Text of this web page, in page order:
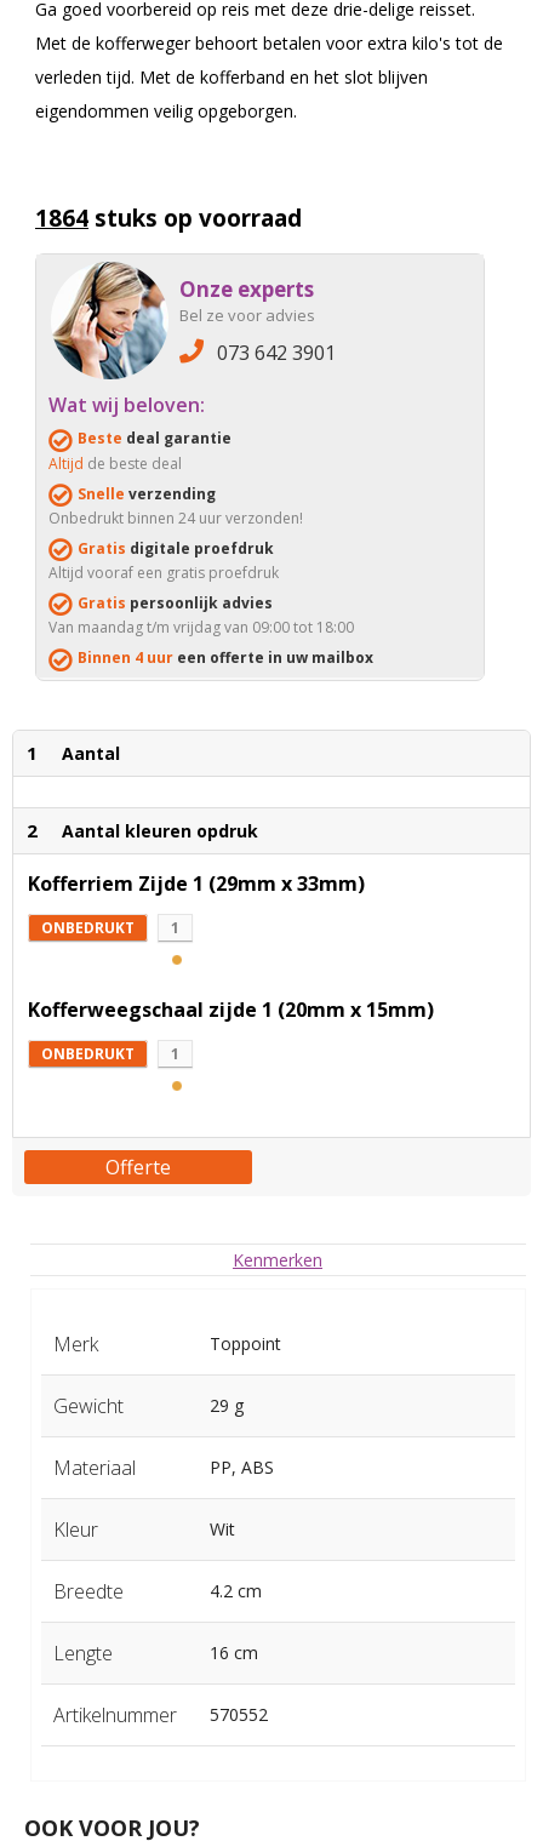
Ga goed voorbereid op reis met deze drie-delige reisset.
Met de kofferweger behoort betalen voor extra kilo's tot de
verleden tijd. Met de kofferband en het slot blijven
eigendommen veilig opgeborgen.
1864 stuks op voorraad
Onze experts
Bel ze voor advies
073 642 3901
Wat wij beloven:
Beste deal garantie
Altijd de beste deal
Snelle verzending
Onbedrukt binnen 24 uur verzonden!
Gratis digitale proefdruk
Altijd vooraf een gratis proefdruk
Gratis persoonlijk advies
Van maandag t/m vrijdag van 09:00 tot 18:00
Binnen 4 uur een offerte in uw mailbox
1 Aantal
2 Aantal kleuren opdruk
Kofferriem Zijde 1 (29mm x 33mm)
ONBEDRUKT 1
Kofferweegschaal zijde 1 (20mm x 15mm)
ONBEDRUKT 1
Offerte
Kenmerken
Merk Toppoint
Gewicht 29 g
Materiaal PP, ABS
Kleur Wit
Breedte 4.2 cm
Lengte 16 cm
Artikelnummer 570552
OOK VOOR JOU?